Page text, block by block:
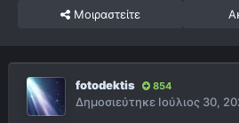
Μοιραστείτε
fotodektis 854
Δημοσιεύτηκε Ιούλιος 30,